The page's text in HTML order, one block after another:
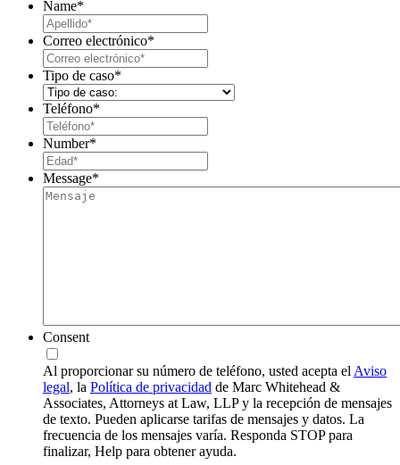
Name*
Correo electrónico*
Tipo de caso*
Teléfono*
Number*
Message*
Consent
Al proporcionar su número de teléfono, usted acepta el Aviso
legal, la Política de privacidad de Marc Whitehead &
Associates, Attorneys at Law, LLP y la recepción de mensajes
de texto. Pueden aplicarse tarifas de mensajes y datos. La
frecuencia de los mensajes varía. Responda STOP para
finalizar, Help para obtener ayuda.